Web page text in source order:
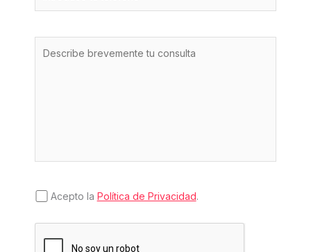
Acepto la Política de Privacidad.